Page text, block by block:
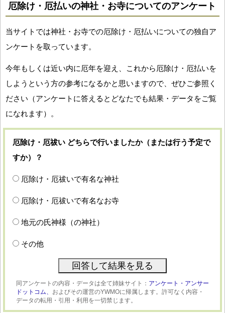
厄除け・厄払いの神社・お寺についてのアンケート
当サイトでは神社・お寺での厄除け・厄払いについての独自ア
ンケートを取っています。
今年もしくは近い内に厄年を迎え、これから厄除け・厄払いを
しようという方の参考になるかと思いますので、ぜひご参照く
ださい（アンケートに答えるとどなたでも結果・データをご覧
になれます）。
厄除け・厄祓い どちらで行いましたか（または行う予定で
すか）？
厄除け・厄祓いで有名な神社
厄除け・厄祓いで有名なお寺
地元の氏神様（の神社）
その他
同アンケートの内容・データは全て姉妹サイト： アンケート・アンサー
ドットコム、 およびその運営のYWMOに帰属します。許可なく内容・
データの転用・引用・利用を一切禁じます。